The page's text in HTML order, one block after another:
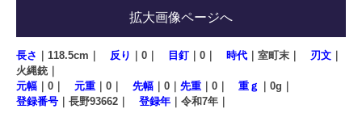
拡大画像ページへ
長さ ｜118.5cm｜ 反り ｜0｜ 目釘 ｜0｜ 時代 ｜室町末｜ 刃文 ｜
火縄銃｜
元幅 ｜0｜ 元重 ｜0｜ 先幅 ｜0｜ 先重 ｜0｜ 重ｇ ｜0g｜
登録番号 ｜長野93662｜ 登録年 ｜令和7年｜